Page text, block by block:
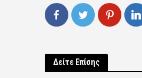
Δείτε Επίσης